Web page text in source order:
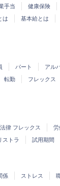
手当 健康保険
は 基本給とは
パート アル
転勤 フレックス
法律 フレックス 労
ストラ 試用期間
係 ストレス